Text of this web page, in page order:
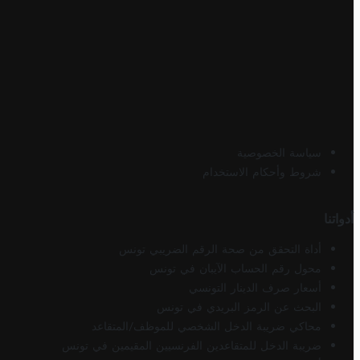
سياسة الخصوصية
شروط وأحكام الاستخدام
أدواتنا
أداة التحقق من صحة الرقم الضريبي تونس
محول رقم الحساب الآيبان في تونس
أسعار صرف الدينار التونسي
البحث عن الرمز البريدي في تونس
محاكي ضريبة الدخل الشخصي للموظف/المتقاعد
ضريبة الدخل للمتقاعدين الفرنسيين المقيمين في تونس